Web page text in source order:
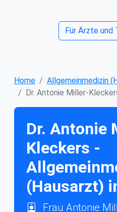
Für Ärzte und
Home Allgemeinmedizin
Dr. Antonie Miller-
Dr. Antonie
Kleckers -
(Hausarzt)
Frau Antonie